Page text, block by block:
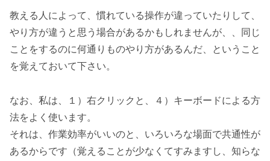
教える人によって、慣れている操作が違っていたりして、
やり方が違うと思う場合があるかもしれませんが、、同じ
ことをするのに何通りものやり方があるんだ、ということ
を覚えておいて下さい。
なお、私は、１）右クリックと、４）キーボードによる方
法をよく使います。
それは、作業効率がいいのと、いろいろな場面で共通性が
あるからです（覚えることが少なくてすみますし、知らな